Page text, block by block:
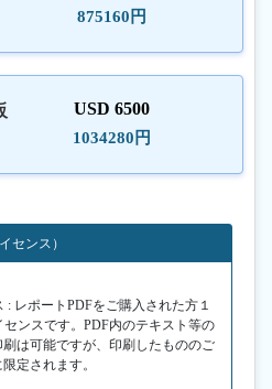
875160円
USD 6500
1034280円
センス）
レポートPDFをご購入された方１
ンスです。PDF内のテキスト等の
は可能ですが、印刷したもののご
定されます。